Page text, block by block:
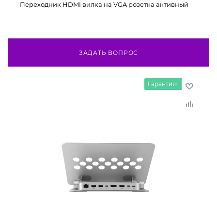
Переходник HDMI вилка на VGA розетка активный
ЗАДАТЬ ВОПРОС
Гарантия: 1 год